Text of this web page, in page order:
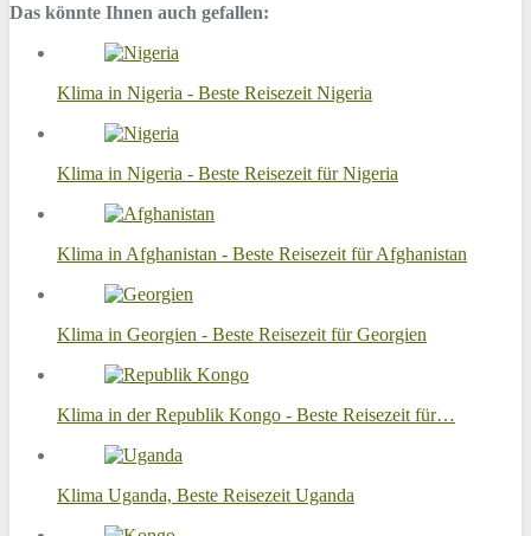
Das könnte Ihnen auch gefallen:
Klima in Nigeria - Beste Reisezeit Nigeria
Klima in Nigeria - Beste Reisezeit für Nigeria
Klima in Afghanistan - Beste Reisezeit für Afghanistan
Klima in Georgien - Beste Reisezeit für Georgien
Klima in der Republik Kongo - Beste Reisezeit für…
Klima Uganda, Beste Reisezeit Uganda